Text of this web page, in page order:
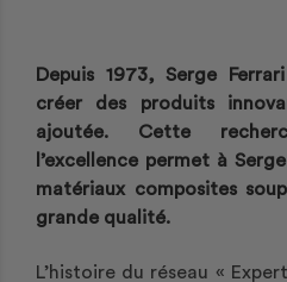
Depuis 1973, Serge
créer des produits
ajoutée. Cette
l’excellence permet à
matériaux composites
grande qualité.
L’histoire du réseau «